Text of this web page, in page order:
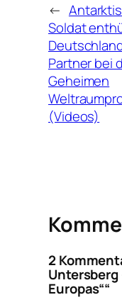
←
Soldat
Partner bei
Geheimen
(Videos)
2
Untersberg
Europas““